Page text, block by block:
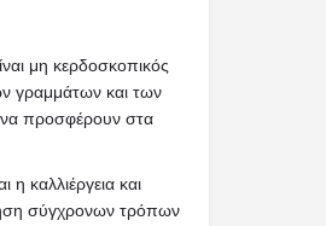
μη κερδοσκοπικός
γραμμάτων και των
προσφέρουν στα
η καλλιέργεια και
σύγχρονων τρόπων